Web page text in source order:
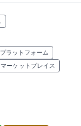
ラットフォーム
ーケットプレイス